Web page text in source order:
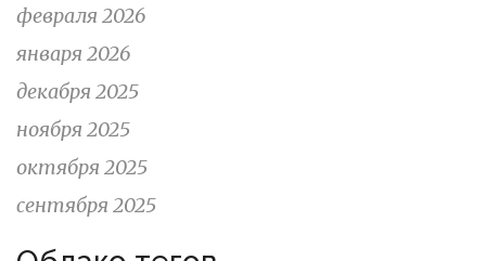
февраля 2026
января 2026
декабря 2025
ноября 2025
октября 2025
сентября 2025